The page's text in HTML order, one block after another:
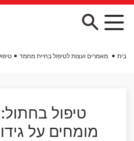
Skip to main content
בית מאמרים ועצות לטיפול בחיית מחמד
טיפול
מומחים על